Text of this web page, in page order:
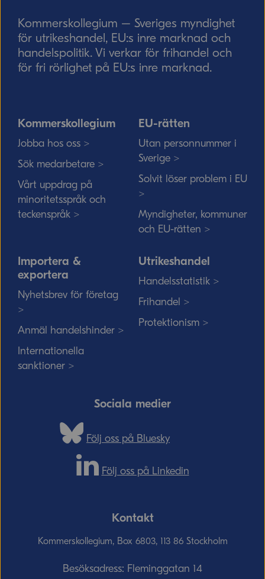
Kommerskollegium – Sveriges myndighet
för utrikeshandel, EU:s inre marknad och
handelspolitik. Vi verkar för frihandel och
för fri rörlighet på EU:s inre marknad.
Kommerskollegium
Jobba hos oss >
Sök medarbetare >
Vårt uppdrag på
minoritetsspråk och
teckenspråk >
EU-rätten
Utan personnummer i
Sverige >
Solvit löser problem i EU
>
Myndigheter, kommuner
och EU-rätten >
Importera &
exportera
Nyhetsbrev för företag
>
Anmäl handelshinder >
Internationella
sanktioner >
Utrikeshandel
Handelsstatistik >
Frihandel >
Protektionism >
Sociala medier
Följ oss på Bluesky
Följ oss på Linkedin
Kontakt
Kommerskollegium, Box 6803, 113 86 Stockholm
Besöksadress: Fleminggatan 14